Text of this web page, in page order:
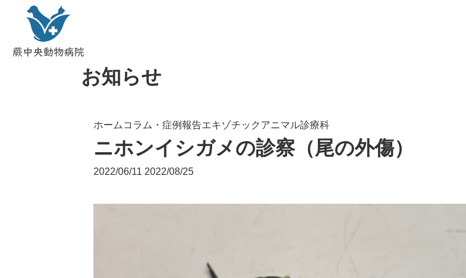
お知らせ
ホーム コラム・症例報告エキゾチックアニマル診療科
ニホンイシガメの診察（尾の外傷）
2022/06/11 2022/08/25